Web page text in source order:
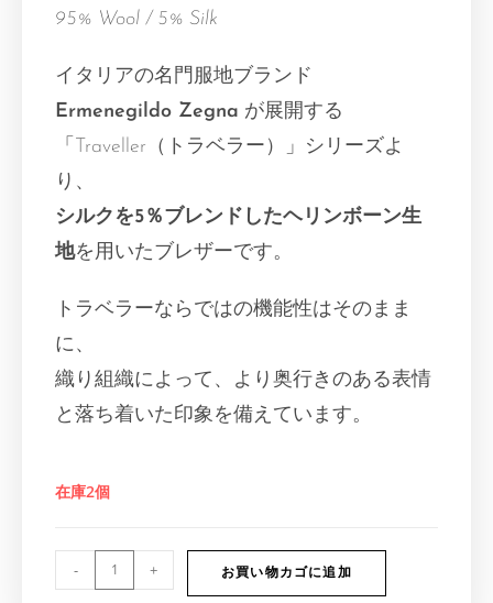
95% Wool / 5% Silk
イタリアの名門服地ブランド
Ermenegildo Zegna が展開する
「Traveller（トラベラー）」シリーズよ
り、
シルクを5％ブレンドしたヘリンボーン生
地を用いたブレザーです。
トラベラーならではの機能性はそのまま
に、
織り組織によって、より奥行きのある表情
と落ち着いた印象を備えています。
在庫2個
- + お買い物カゴに追加